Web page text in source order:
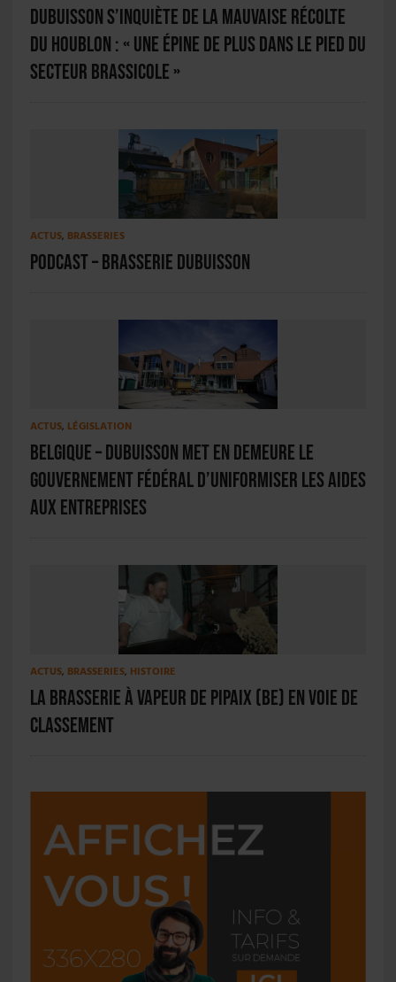
Dubuisson s’inquiète de la mauvaise récolte
du houblon : « Une épine de plus dans le pied du
secteur brassicole »
ACTUS, BRASSERIES
PODCAST – Brasserie Dubuisson
ACTUS, LÉGISLATION
Belgique – Dubuisson met en demeure le
gouvernement fédéral d’uniformiser les aides
aux entreprises
ACTUS, BRASSERIES, HISTOIRE
La Brasserie à Vapeur de Pipaix (BE) en voie de
classement